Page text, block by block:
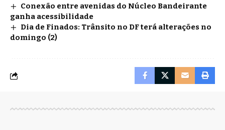
Conexão entre avenidas do Núcleo Bandeirante
ganha acessibilidade
Dia de Finados: Trânsito no DF terá alterações no
domingo (2)